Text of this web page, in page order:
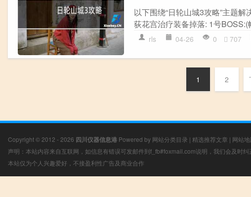
以下围绕“日轮山城3攻略”主题
荻花宫治疗装备掉落: 1号BOSS:(
rls 04-26 0 707
1 2
Copyright © 2012 - 2026 四川仪器信息港 Powered by 网站分类目录 | 精选推荐文章 | 网站
声明：本站内容来自互联网，如信息有错误可发邮件到f_fb#foxmail.com说明，我们会及时纠
本站仅为个人兴趣爱好，不接盈利性广告及商业合作